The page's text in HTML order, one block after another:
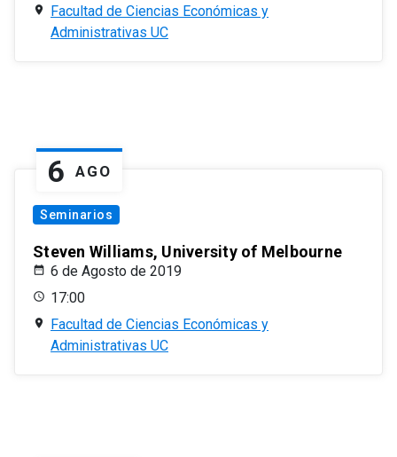
Facultad de Ciencias Económicas y
Administrativas UC
6 AGO
Seminarios
Steven Williams, University of Melbourne
6 de Agosto de 2019
17:00
Facultad de Ciencias Económicas y
Administrativas UC